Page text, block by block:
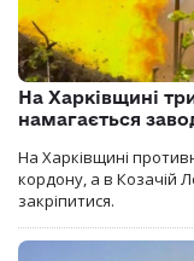
На Харківщині
намагається
На Харківщині
кордону, а в Козачій
закріпитися.